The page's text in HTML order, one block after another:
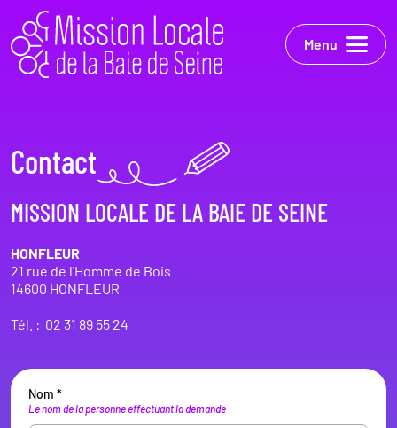
Menu
Contact
MISSION LOCALE DE LA BAIE DE SEINE
HONFLEUR
21 rue de l'Homme de Bois
14600 HONFLEUR
Tél. : 02 31 89 55 24
Nom *
Le nom de la personne effectuant la demande